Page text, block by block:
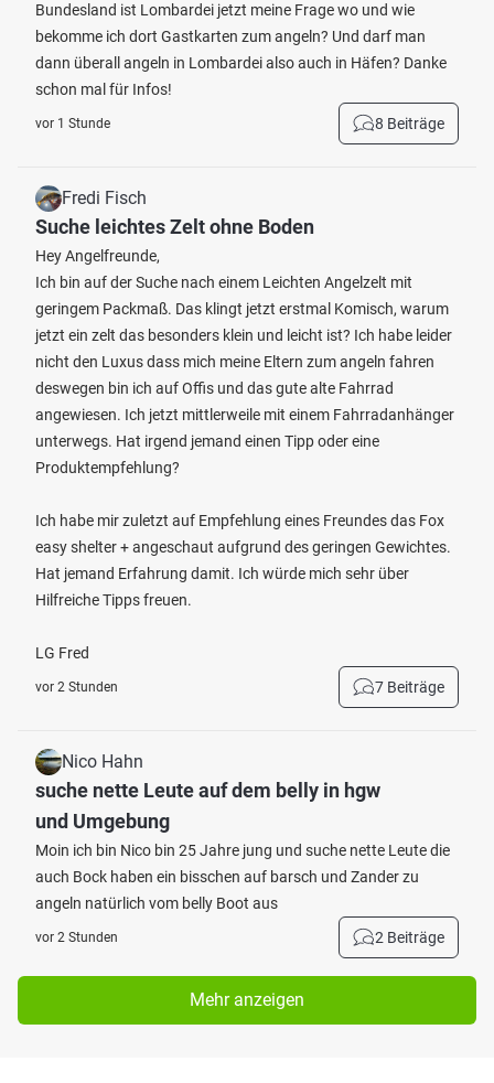
Bundesland ist Lombardei jetzt meine Frage wo und wie
bekomme ich dort Gastkarten zum angeln? Und darf man
dann überall angeln in Lombardei also auch in Häfen? Danke
schon mal für Infos!
vor 1 Stunde 8 Beiträge
Fredi Fisch
Suche leichtes Zelt ohne Boden
Hey Angelfreunde,
Ich bin auf der Suche nach einem Leichten Angelzelt mit
geringem Packmaß. Das klingt jetzt erstmal Komisch, warum
jetzt ein zelt das besonders klein und leicht ist? Ich habe leider
nicht den Luxus dass mich meine Eltern zum angeln fahren
deswegen bin ich auf Offis und das gute alte Fahrrad
angewiesen. Ich jetzt mittlerweile mit einem Fahrradanhänger
unterwegs. Hat irgend jemand einen Tipp oder eine
Produktempfehlung?
Ich habe mir zuletzt auf Empfehlung eines Freundes das Fox
easy shelter + angeschaut aufgrund des geringen Gewichtes.
Hat jemand Erfahrung damit. Ich würde mich sehr über
Hilfreiche Tipps freuen.
LG Fred
vor 2 Stunden 7 Beiträge
Nico Hahn
suche nette Leute auf dem belly in hgw
und Umgebung
Moin ich bin Nico bin 25 Jahre jung und suche nette Leute die
auch Bock haben ein bisschen auf barsch und Zander zu
angeln natürlich vom belly Boot aus
vor 2 Stunden 2 Beiträge
Mehr anzeigen